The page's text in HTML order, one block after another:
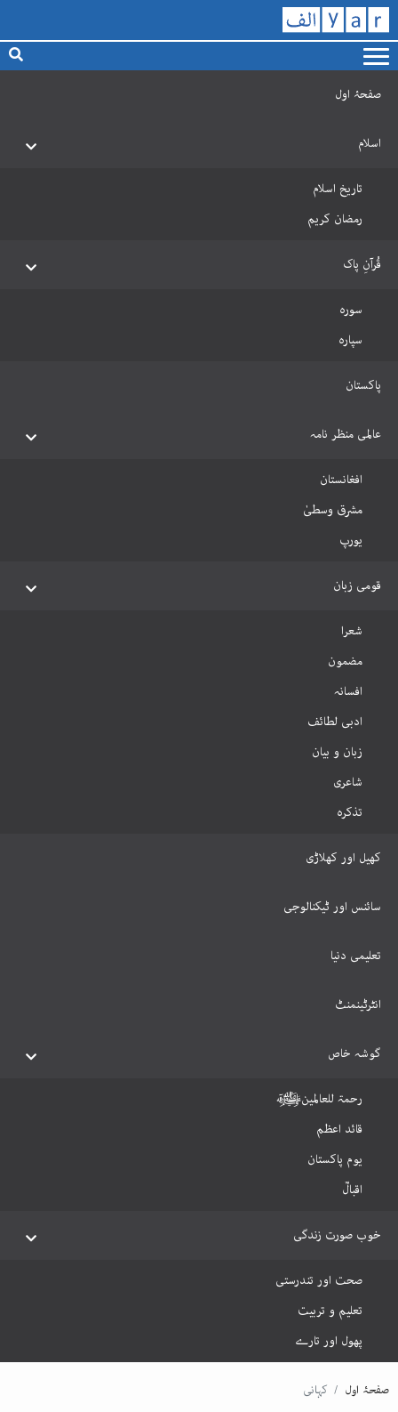
صفحۂ اول
اسلام
تاریخ اسلام
رمضان کریم
قُرآنِ پاک
سورہ
سپارہ
پاکستان
عالمی منظر نامہ
افغانستان
مشرق وسطیٰ
یورپ
قومی زبان
شعرا
مضمون
افسانہ
ادبی لطائف
زبان و بیان
شاعری
تذکرہ
کھیل اور کھلاڑی
سائنس اور ٹیکنالوجی
تعلیمی دنیا
انٹرٹینمنٹ
گوشہ خاص
رحمۃ للعالمینﷺ
قائد اعظم
یوم پاکستان
اقبالؒ
خوب صورت زندگی
صحت اور تندرستی
تعلیم و تربیت
پھول اور تارے
صفحۂ اول کہانی